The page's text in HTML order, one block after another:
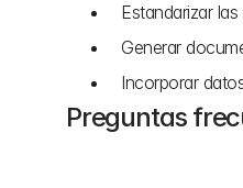
Estandarizar
Generar
Incorporar
Preguntas